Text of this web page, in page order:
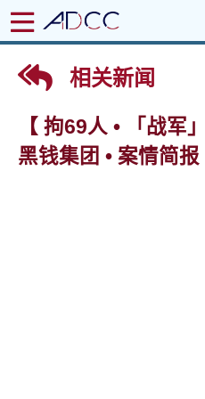
相关新闻
【 拘69人 • 「战军
黑钱集团 • 案情简报